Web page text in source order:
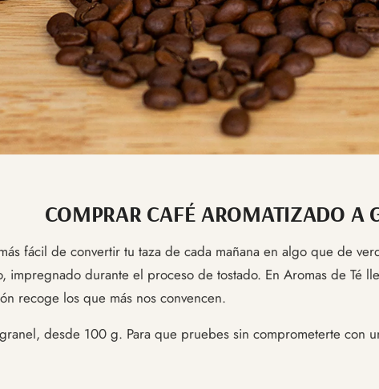
COMPRAR CAFÉ AROMATIZADO A
fácil de convertir tu taza de cada mañana en algo que de
durante el proceso de tostado. En Aromas de Té
recoge los que más nos convencen.
desde 100 g. Para que pruebes sin comprometerte con